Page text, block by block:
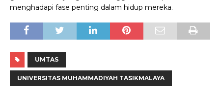
menghadapi fase penting dalam hidup mereka.
UMTAS
UNIVERSITAS MUHAMMADIYAH TASIKMALAYA